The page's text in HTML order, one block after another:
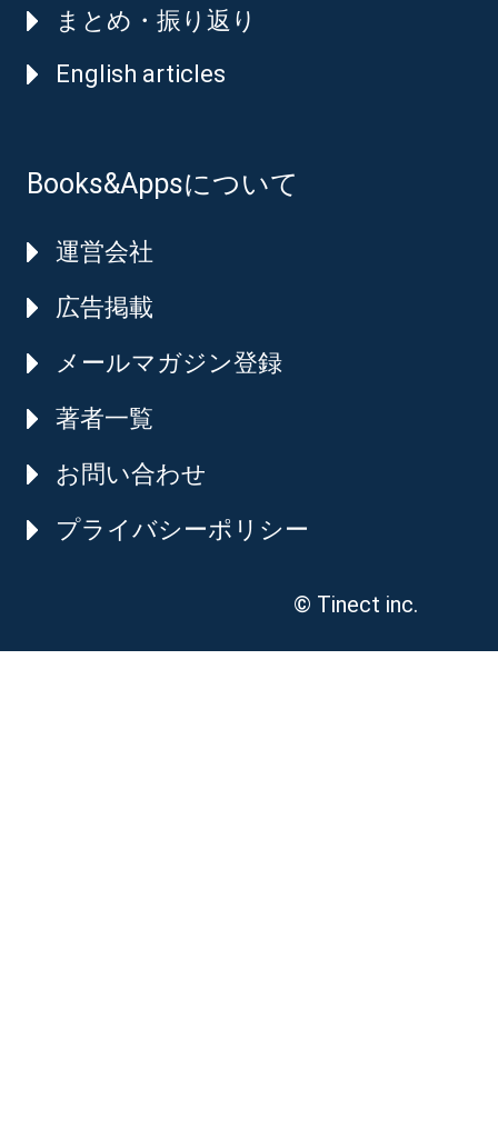
まとめ・振り返り
English articles
Books&Appsについて
運営会社
広告掲載
メールマガジン登録
著者一覧
お問い合わせ
プライバシーポリシー
© Tinect inc.